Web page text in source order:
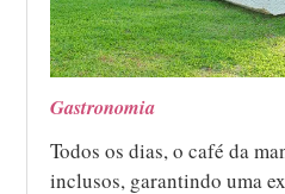
Gastronomia
Todos os dias, o café da
inclusos, garantindo uma